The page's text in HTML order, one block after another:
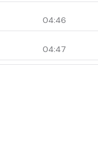
04:46
04:47